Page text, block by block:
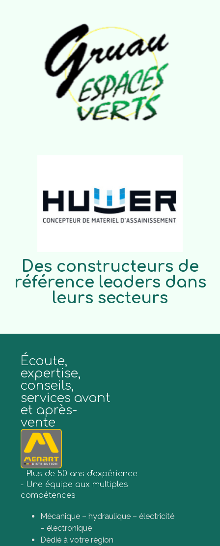
Des constructeurs de
référence leaders dans
leurs secteurs
Écoute,
expertise,
conseils,
services avant
et après-
vente
- Plus de 50 ans d'expérience
- Une équipe aux multiples
compétences
Mécanique – hydraulique – électricité
– électronique
Dédié à votre région